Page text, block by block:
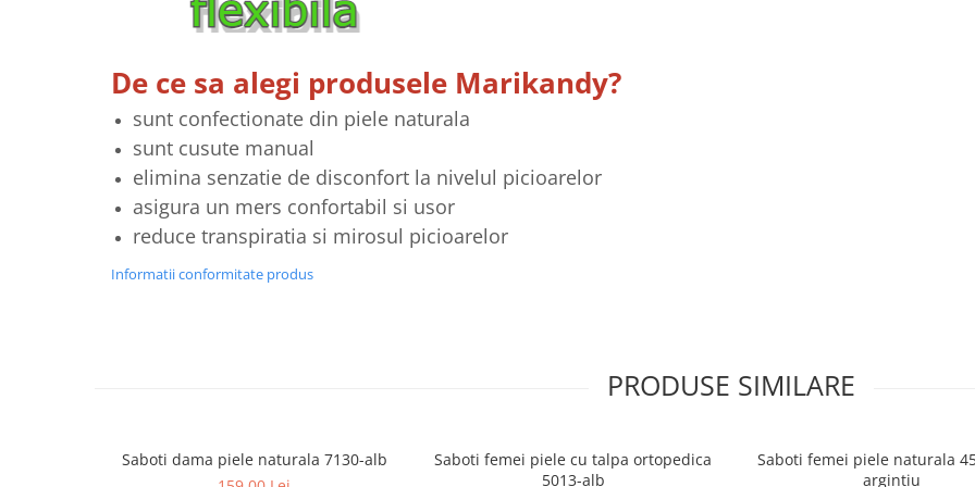
De ce sa alegi produsele Marikandy?
sunt confectionate din piele naturala
sunt cusute manual
elimina senzatie de disconfort la nivelul picioarelor
asigura un mers confortabil si usor
reduce transpiratia si mirosul picioarelor
Informatii conformitate produs
PRODUSE SIMILARE
Saboti dama piele naturala 7130-alb
Saboti femei piele cu talpa ortopedica
5013-alb
Saboti femei piele naturala
argintiu